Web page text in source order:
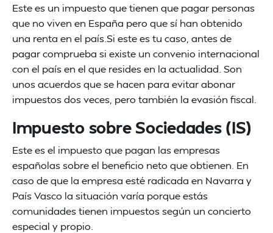
Este es un impuesto que tienen que pagar personas
que no viven en España pero que sí han obtenido
una renta en el país.Si este es tu caso, antes de
pagar comprueba si existe un convenio internacional
con el país en el que resides en la actualidad. Son
unos acuerdos que se hacen para evitar abonar
impuestos dos veces, pero también la evasión fiscal.
Impuesto sobre Sociedades (IS)
Este es el impuesto que pagan las empresas
españolas sobre el beneficio neto que obtienen. En
caso de que la empresa esté radicada en Navarra y
País Vasco la situación varía porque estás
comunidades tienen impuestos según un concierto
especial y propio.